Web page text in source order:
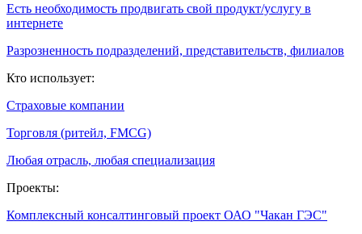
Есть необходимость продвигать свой продукт/услугу в
интернете
Разрозненность подразделений, представительств, филиалов
Кто использует:
Страховые компании
Торговля (ритейл, FMCG)
Любая отрасль, любая специализация
Проекты:
Комплексный консалтинговый проект ОАО "Чакан ГЭС"